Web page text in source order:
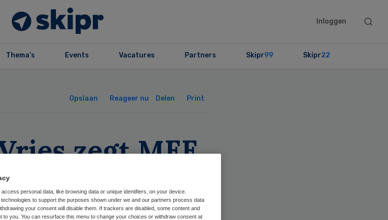
Inloggen
Search
Thema’s Events Vacatures Partners Skipr99 Skipr22
Opslaan Reageer nu Delen Print
zegt MEE
gedag
personal data, like browsing data or unique identifiers, on your device.
to support the purposes shown under we and our partners process data
your consent will disable them. If trackers are disabled, some content and
to you. You can resurface this menu to change your choices or withdraw consent at